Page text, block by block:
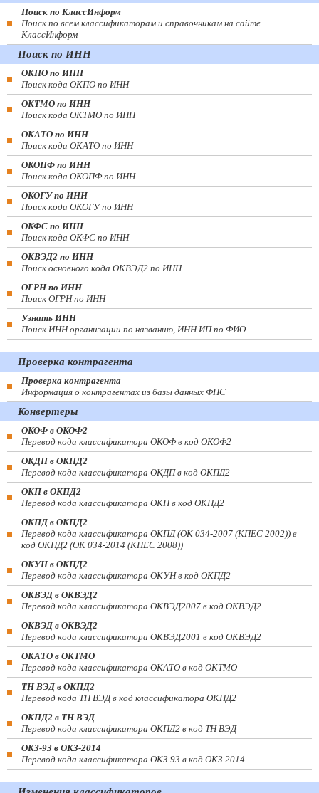
Поиск по КлассИнформ
Поиск по всем классификаторам и справочникам на сайте
КлассИнформ
Поиск по ИНН
ОКПО по ИНН
Поиск кода ОКПО по ИНН
ОКТМО по ИНН
Поиск кода ОКТМО по ИНН
ОКАТО по ИНН
Поиск кода ОКАТО по ИНН
ОКОПФ по ИНН
Поиск кода ОКОПФ по ИНН
ОКОГУ по ИНН
Поиск кода ОКОГУ по ИНН
ОКФС по ИНН
Поиск кода ОКФС по ИНН
ОКВЭД2 по ИНН
Поиск основного кода ОКВЭД2 по ИНН
ОГРН по ИНН
Поиск ОГРН по ИНН
Узнать ИНН
Поиск ИНН организации по названию, ИНН ИП по ФИО
Проверка контрагента
Проверка контрагента
Информация о контрагентах из базы данных ФНС
Конвертеры
ОКОФ в ОКОФ2
Перевод кода классификатора ОКОФ в код ОКОФ2
ОКДП в ОКПД2
Перевод кода классификатора ОКДП в код ОКПД2
ОКП в ОКПД2
Перевод кода классификатора ОКП в код ОКПД2
ОКПД в ОКПД2
Перевод кода классификатора ОКПД (ОК 034-2007 (КПЕС 2002)) в
код ОКПД2 (ОК 034-2014 (КПЕС 2008))
ОКУН в ОКПД2
Перевод кода классификатора ОКУН в код ОКПД2
ОКВЭД в ОКВЭД2
Перевод кода классификатора ОКВЭД2007 в код ОКВЭД2
ОКВЭД в ОКВЭД2
Перевод кода классификатора ОКВЭД2001 в код ОКВЭД2
ОКАТО в ОКТМО
Перевод кода классификатора ОКАТО в код ОКТМО
ТН ВЭД в ОКПД2
Перевод кода ТН ВЭД в код классификатора ОКПД2
ОКПД2 в ТН ВЭД
Перевод кода классификатора ОКПД2 в код ТН ВЭД
ОКЗ-93 в ОКЗ-2014
Перевод кода классификатора ОКЗ-93 в код ОКЗ-2014